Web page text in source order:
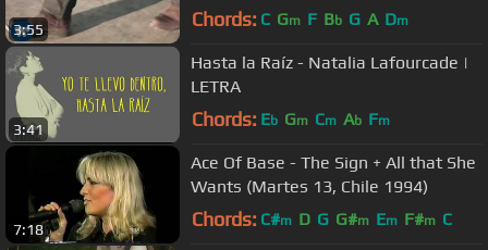
3:55 Chords: C Gm F Bb G A Dm
3:41
Hasta la Raíz - Natalia Lafourcade |
LETRA
Chords: Eb Gm Cm Ab Fm
7:18
Ace Of Base - The Sign + All that She
Wants (Martes 13, Chile 1994)
Chords: C#m D G G#m Em F#m C